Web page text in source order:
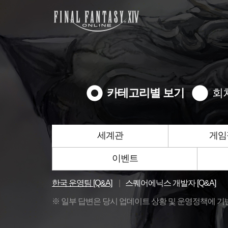
카테고리별 보기 회
세계관 게
이벤트
한국 운영팀 [Q&A] 스퀘어에닉스 개발자 [Q&A]
※ 일부 답변은 당시 업데이트 상황 및 운영정책에